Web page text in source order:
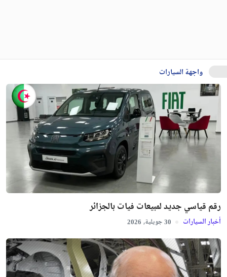
واجهة السيارات
رقم قياسي جديد لمبيعات فيات بالجزائر
أخبار السيارات 30 جويلية, 2026